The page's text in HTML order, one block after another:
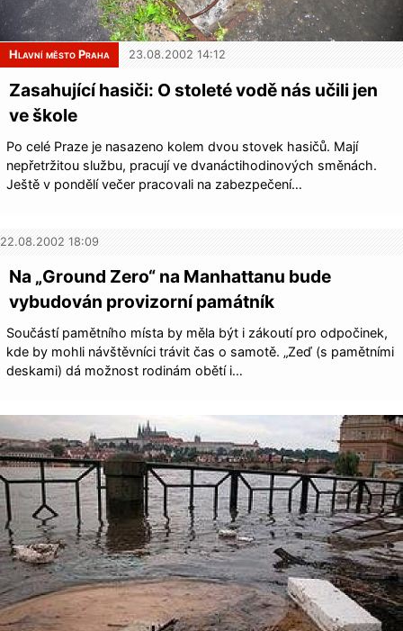
Hlavní město Praha 23.08.2002 14:12
Zasahující hasiči: O stoleté vodě nás učili jen
ve škole
Po celé Praze je nasazeno kolem dvou stovek hasičů. Mají
nepřetržitou službu, pracují ve dvanáctihodinových směnách.
Ještě v pondělí večer pracovali na zabezpečení…
22.08.2002 18:09
Na „Ground Zero“ na Manhattanu bude
vybudován provizorní památník
Součástí pamětního místa by měla být i zákoutí pro odpočinek,
kde by mohli návštěvníci trávit čas o samotě. „Zeď (s pamětními
deskami) dá možnost rodinám obětí i…